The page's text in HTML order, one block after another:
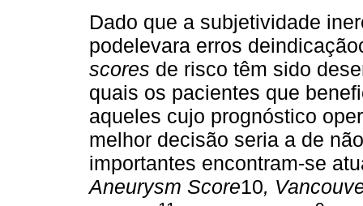
Dado que a subjetividade
podelevara erros
scores de risco têm sido
quais os pacientes que
aqueles cujo prognóstico
melhor decisão seria a de
importantes encontram-se
Aneurysm Score10,